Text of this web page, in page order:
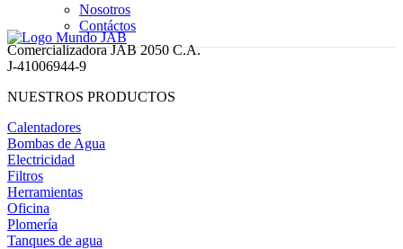
Nosotros
Contáctos
Comercializadora JAB 2050 C.A.
J-41006944-9
NUESTROS PRODUCTOS
Calentadores
Bombas de Agua
Electricidad
Filtros
Herramientas
Oficina
Plomería
Tanques de agua